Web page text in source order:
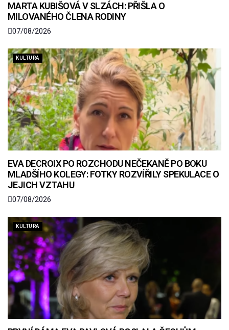
MARTA KUBIŠOVÁ V SLZÁCH: PŘIŠLA O
MILOVANÉHO ČLENA RODINY
07/08/2026
KULTURA
EVA DECROIX PO ROZCHODU NEČEKANĚ PO BOKU
MLADŠÍHO KOLEGY: FOTKY ROZVÍŘILY SPEKULACE O
JEJICH VZTAHU
07/08/2026
KULTURA